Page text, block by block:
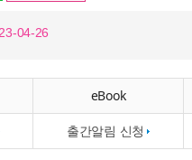
04-26
eBook
출간알림 신청